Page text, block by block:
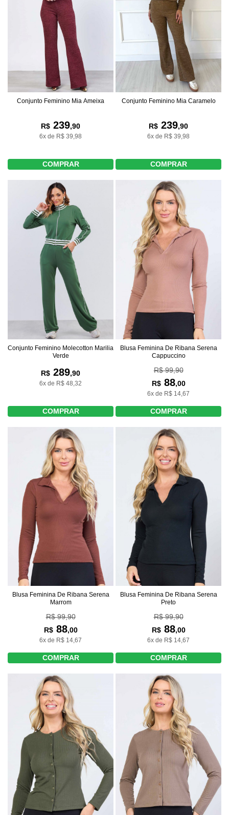
Conjunto Feminino Mia Ameixa
R$ 239,90
6x de R$ 39,98
COMPRAR
Conjunto Feminino Mia Caramelo
R$ 239,90
6x de R$ 39,98
COMPRAR
Conjunto Feminino Molecotton Marilia
Verde
R$ 289,90
6x de R$ 48,32
COMPRAR
Blusa Feminina De Ribana Serena
Cappuccino
R$ 99,90
R$88,00
6x de R$ 14,67
COMPRAR
Blusa Feminina De Ribana Serena
Marrom
R$ 99,90
R$88,00
6x de R$ 14,67
COMPRAR
Blusa Feminina De Ribana Serena
Preto
R$ 99,90
R$88,00
6x de R$ 14,67
COMPRAR